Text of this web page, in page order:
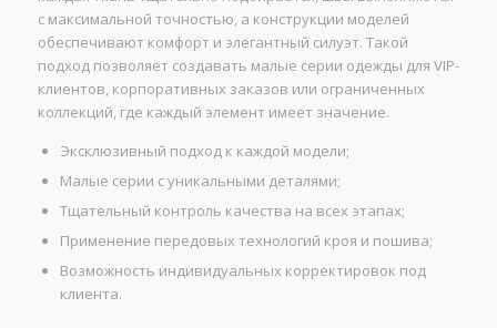
с максимальной точностью, а конструкции моделей
обеспечивают комфорт и элегантный силуэт. Такой
подход позволяет создавать малые серии одежды для VIP-
клиентов, корпоративных заказов или ограниченных
коллекций, где каждый элемент имеет значение.
Эксклюзивный подход к каждой модели;
Малые серии с уникальными деталями;
Тщательный контроль качества на всех этапах;
Применение передовых технологий кроя и пошива;
Возможность индивидуальных корректировок под
клиента.